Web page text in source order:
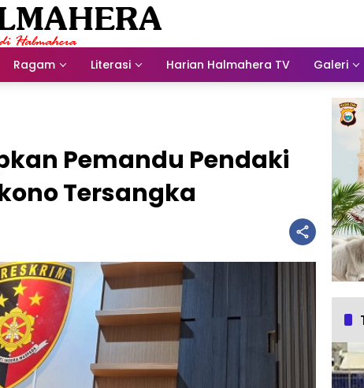
Ragam Literasi Harian Halmahera TV Galeri
Pemandu Pendaki
Tersangka